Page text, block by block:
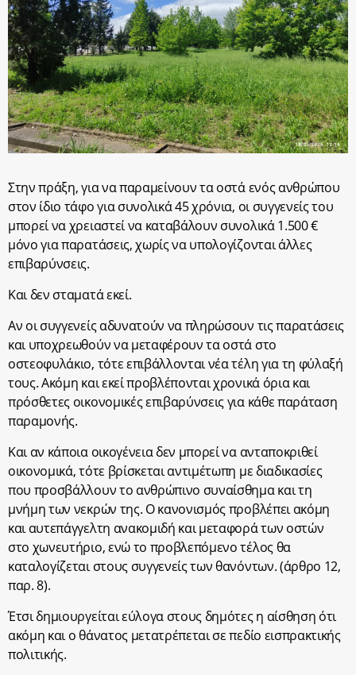
Στην πράξη, για να παραμείνουν τα οστά ενός ανθρώπου
στον ίδιο τάφο για συνολικά 45 χρόνια, οι συγγενείς του
μπορεί να χρειαστεί να καταβάλουν συνολικά 1.500 €
μόνο για παρατάσεις, χωρίς να υπολογίζονται άλλες
επιβαρύνσεις.
Και δεν σταματά εκεί.
Αν οι συγγενείς αδυνατούν να πληρώσουν τις παρατάσεις
και υποχρεωθούν να μεταφέρουν τα οστά στο
οστεοφυλάκιο, τότε επιβάλλονται νέα τέλη για τη φύλαξή
τους. Ακόμη και εκεί προβλέπονται χρονικά όρια και
πρόσθετες οικονομικές επιβαρύνσεις για κάθε παράταση
παραμονής.
Και αν κάποια οικογένεια δεν μπορεί να ανταποκριθεί
οικονομικά, τότε βρίσκεται αντιμέτωπη με διαδικασίες
που προσβάλλουν το ανθρώπινο συναίσθημα και τη
μνήμη των νεκρών της. Ο κανονισμός προβλέπει ακόμη
και αυτεπάγγελτη ανακομιδή και μεταφορά των οστών
στο χωνευτήριο, ενώ το προβλεπόμενο τέλος θα
καταλογίζεται στους συγγενείς των θανόντων. (άρθρο 12,
παρ. 8).
Έτσι δημιουργείται εύλογα στους δημότες η αίσθηση ότι
ακόμη και ο θάνατος μετατρέπεται σε πεδίο εισπρακτικής
πολιτικής.